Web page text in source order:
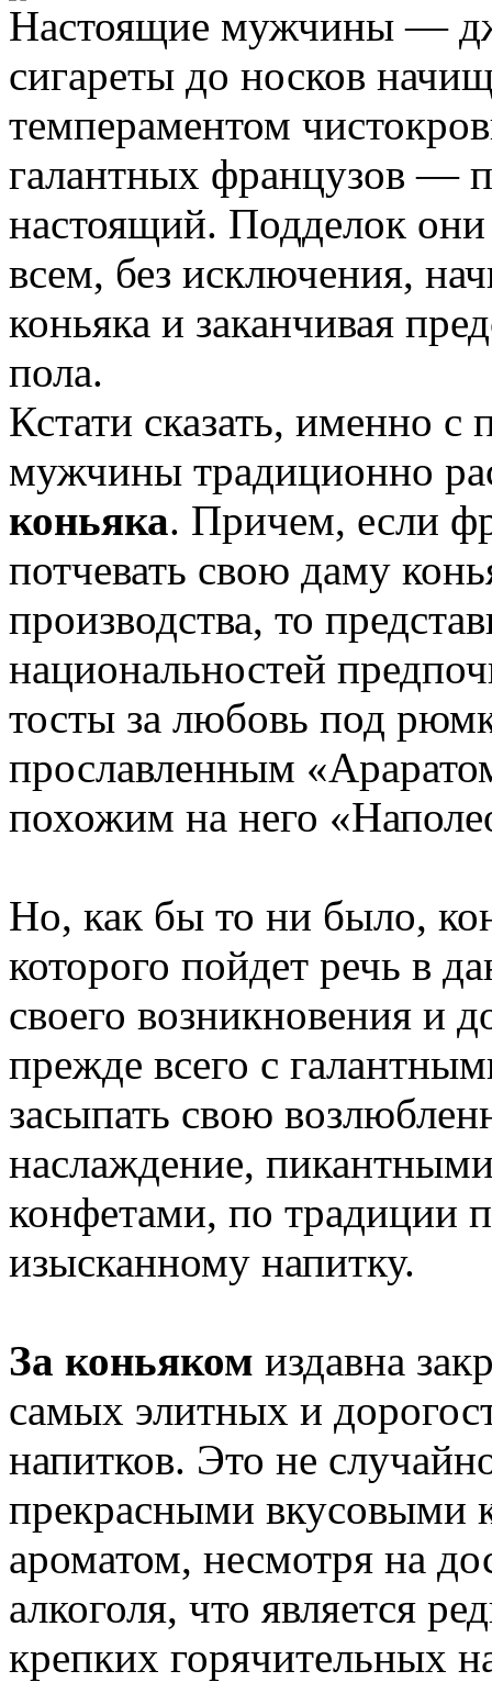
Настоящие мужчины —
сигареты до носков
темпераментом
галантных французов —
настоящий. Подделок
всем, без исключения,
коньяка и заканчивая
пола.
Кстати сказать, именно
мужчины традиционно
коньяка. Причем, если
потчевать свою даму
производства, то
национальностей
тосты за любовь под
прославленным
похожим на него
Но, как бы то ни было,
которого пойдет речь в
своего возникновения и
прежде всего с
засыпать свою
наслаждение,
конфетами, по традиции
изысканному напитку.
За коньяком издавна
самых элитных и
напитков. Это не
прекрасными вкусовыми
ароматом, несмотря на
алкоголя, что является
крепких горячительных